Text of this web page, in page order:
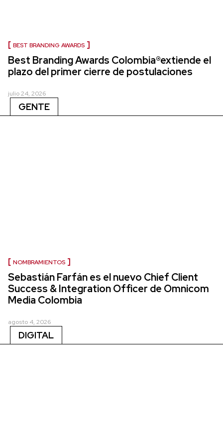
BEST BRANDING AWARDS
Best Branding Awards Colombia®extiende el
plazo del primer cierre de postulaciones
julio 24, 2026
GENTE
NOMBRAMIENTOS
Sebastián Farfán es el nuevo Chief Client
Success & Integration Officer de Omnicom
Media Colombia
agosto 4, 2026
DIGITAL